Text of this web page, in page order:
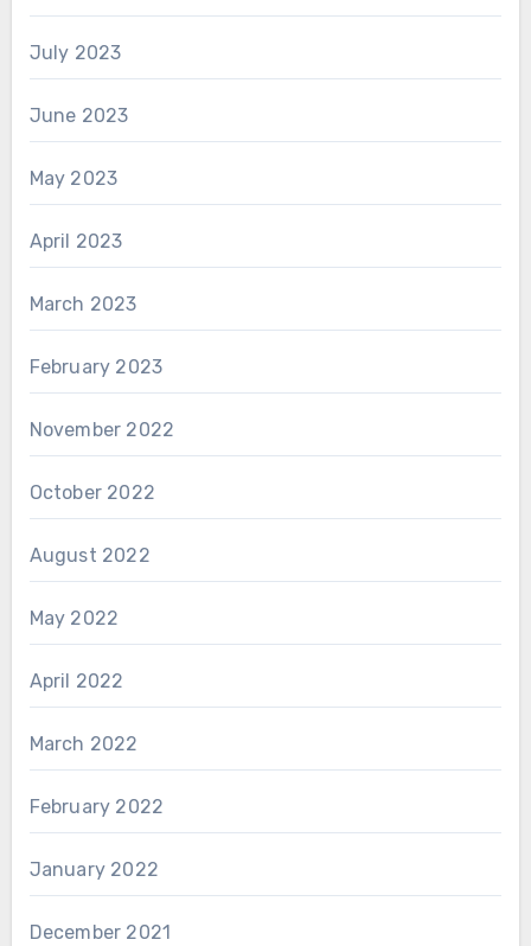
July 2023
June 2023
May 2023
April 2023
March 2023
February 2023
November 2022
October 2022
August 2022
May 2022
April 2022
March 2022
February 2022
January 2022
December 2021